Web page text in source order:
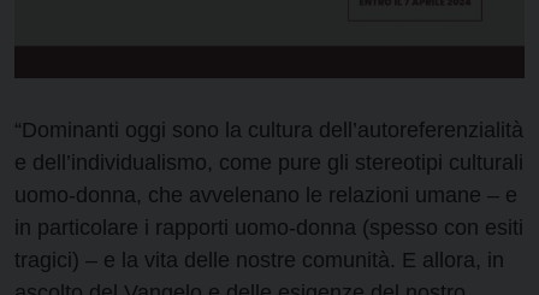
“Dominanti oggi sono la cultura dell’autoreferenzialità
e dell’individualismo, come pure gli stereotipi culturali
uomo-donna, che avvelenano le relazioni umane – e
in particolare i rapporti uomo-donna (spesso con esiti
tragici) – e la vita delle nostre comunità. E allora, in